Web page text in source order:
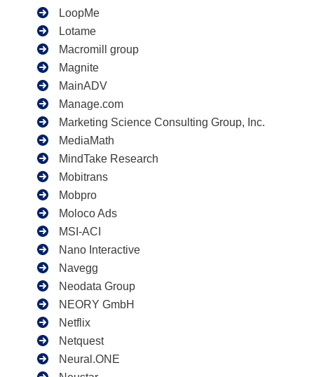
LoopMe
Lotame
Macromill group
Magnite
MainADV
Manage.com
Marketing Science Consulting Group, Inc.
MediaMath
MindTake Research
Mobitrans
Mobpro
Moloco Ads
MSI-ACI
Nano Interactive
Navegg
Neodata Group
NEORY GmbH
Netflix
Netquest
Neural.ONE